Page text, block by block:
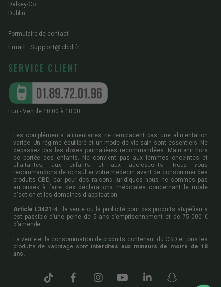
Dalkey-Co
Dublin
Formulaire de contact
Email : Support@cbd.fr
SERVICE CLIENT
Lun - Ven de 10:00 à 18:00
Les compléments alimentaires ne remplacent pas une alimentation
variée. Un régime équilibré et un mode de vie sain sont essentiels. Ne
dépassez pas les doses journalières recommandées. Maintenir hors
de portée des enfants. Ne convient pas aux femmes enceintes et
allaitantes, aux enfants et aux adolescents. Nous vous
recommandons de consulter votre médecin avant de consommer des
produits CBD, car pour des raisons juridiques nous ne sommes pas
autorisés à faire des déclarations médicales concernant le mode
d'action et les domaines d'application.
Article L3421-4 : la vente ou la publicité pour des produits stupéfiants
est passible d’une peine de 5 ans d’emprisonnement et de 75 000 €
d’amende.
La vente et la consommation de produits contenant du CBD et tous les
produits de vapotage sont interdites aux mineurs de moins de 18
ans.